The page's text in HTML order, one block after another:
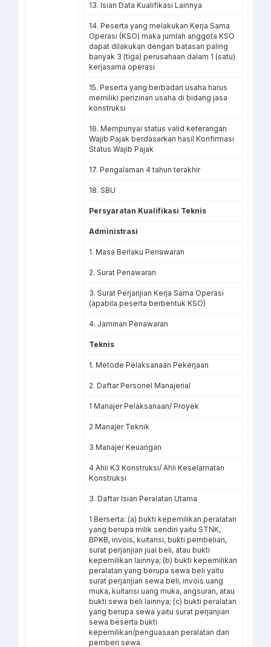
13. Isian Data Kualifikasi Lainnya
14. Peserta yang melakukan Kerja Sama
Operasi (KSO) maka jumlah anggota KSO
dapat dilakukan dengan batasan paling
banyak 3 (tiga) perusahaan dalam 1 (satu)
kerjasama operasi
15. Peserta yang berbadan usaha harus
memiliki perizinan usaha di bidang jasa
konstruksi
16. Mempunyai status valid keterangan
Wajib Pajak berdasarkan hasil Konfirmasi
Status Wajib Pajak
17. Pengalaman 4 tahun terakhir
18. SBU
Persyaratan Kualifikasi Teknis
Administrasi
1. Masa Berlaku Penawaran
2. Surat Penawaran
3. Surat Perjanjian Kerja Sama Operasi
(apabila peserta berbentuk KSO)
4. Jaminan Penawaran
Teknis
1. Metode Pelaksanaan Pekerjaan
2. Daftar Personel Manajerial
1 Manajer Pelaksanaan/ Proyek
2 Manajer Teknik
3 Manajer Keuangan
4 Ahli K3 Konstruksi/ Ahli Keselamatan
Konstruksi
3. Daftar Isian Peralatan Utama
1 Berserta: (a) bukti kepemilikan peralatan
yang berupa milik sendiri yaitu STNK,
BPKB, invois, kuitansi, bukti pembelian,
surat perjanjian jual beli, atau bukti
kepemilikan lainnya; (b) bukti kepemilikan
peralatan yang berupa sewa beli yaitu
surat perjanjian sewa beli, invois uang
muka, kuitansi uang muka, angsuran, atau
bukti sewa beli lainnya; (c) bukti peralatan
yang berupa sewa yaitu surat perjanjian
sewa beserta bukti
kepemilikan/penguasaan peralatan dari
pemberi sewa